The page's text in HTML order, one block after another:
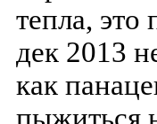
тепла,
дек 2013
как